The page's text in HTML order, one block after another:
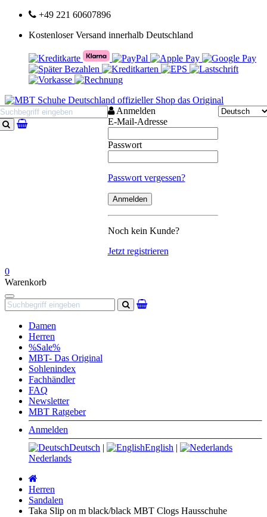
+49 221 60607896
Kostenloser Versand innerhalb Deutschland
Suchen
Anmelden
E-Mail-Adresse
Passwort
Passwort vergessen?
Noch kein Kunde?
Jetzt registrieren
0
Warenkorb
Navigation
Suchen
Damen
Herren
%Sale%
MBT- Das Original
Sohlenindex
Fachhändler
FAQ
Newsletter
MBT Ratgeber
Anmelden
Deutsch | English |
Nederlands
Herren
Sandalen
Taka Slip on m black/black MBT Clogs Hausschuhe